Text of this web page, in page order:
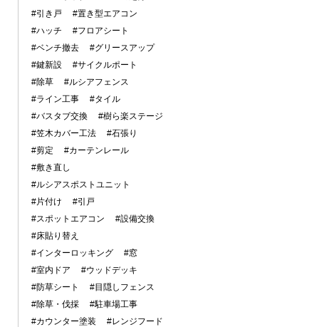
#引き戸
#置き型エアコン
#ハッチ
#フロアシート
#ベンチ撤去
#グリースアップ
#鍵新設
#サイクルポート
#除草
#ルシアフェンス
#ライン工事
#タイル
#バスタブ交換
#樹ら楽ステージ
#笠木カバー工法
#石張り
#剪定
#カーテンレール
#敷き直し
#ルシアスポストユニット
#片付け
#引戸
#スポットエアコン
#設備交換
#床貼り替え
#インターロッキング
#窓
#室内ドア
#ウッドデッキ
#防草シート
#目隠しフェンス
#除草・伐採
#駐車場工事
#カウンター塗装
#レンジフード